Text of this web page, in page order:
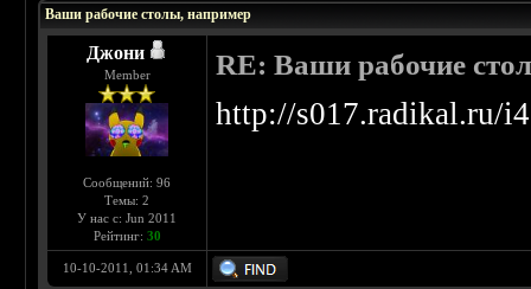
Ваши рабочие столы, например
Джони
Member
Сообщений: 96
Темы: 2
У нас с: Jun 2011
Рейтинг: 30
RE: Ваши рабочие
http://s017.radikal.ru/
10-10-2011, 01:34 AM